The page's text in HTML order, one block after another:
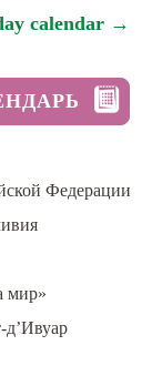
calendar →
Федерации
мир»
д’Ивуар